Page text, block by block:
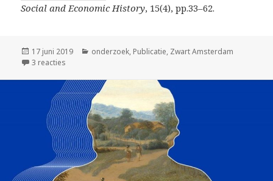
Social and Economic History, 15(4), pp.33–62.
Geplaatst
op
17 juni 2019 Categorieën
onderzoek, Publicatie, Zwart Amsterdam
3 reacties